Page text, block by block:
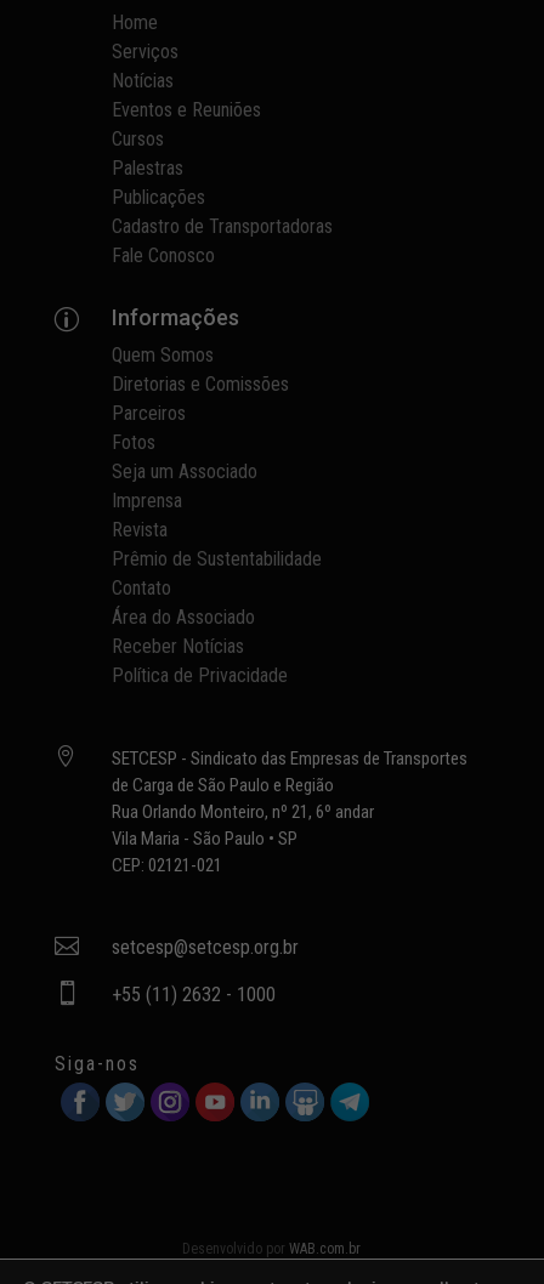
Home
Serviços
Notícias
Eventos e Reuniões
Cursos
Palestras
Publicações
Cadastro de Transportadoras
Fale Conosco
p Informações
Quem Somos
Diretorias e Comissões
Parceiros
Fotos
Seja um Associado
Imprensa
Revista
Prêmio de Sustentabilidade
Contato
Área do Associado
Receber Notícias
Política de Privacidade

SETCESP - Sindicato das Empresas de Transportes
de Carga de São Paulo e Região
Rua Orlando Monteiro, nº 21, 6º andar
Vila Maria - São Paulo • SP
CEP: 02121-021
 setcesp@setcesp.org.br
 +55 (11) 2632 - 1000
Siga-nos
Desenvolvido porWAB.com.br